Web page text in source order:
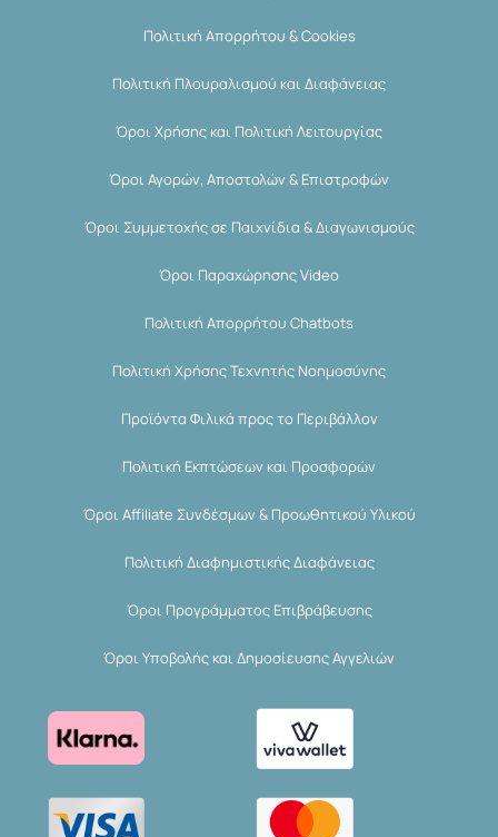
Πολιτική Απορρήτου & Cookies
Πολιτική Πλουραλισμού και Διαφάνειας
Όροι Χρήσης και Πολιτική Λειτουργίας
Όροι Αγορών, Αποστολών & Επιστροφών
Όροι Συμμετοχής σε Παιχνίδια & Διαγωνισμούς
Όροι Παραχώρησης Video
Πολιτική Απορρήτου Chatbots
Πολιτική Χρήσης Τεχνητής Νοημοσύνης
Προϊόντα Φιλικά προς το Περιβάλλον
Πολιτική Εκπτώσεων και Προσφορών
Όροι Affiliate Συνδέσμων & Προωθητικού Υλικού
Πολιτική Διαφημιστικής Διαφάνειας
Όροι Προγράμματος Επιβράβευσης
Όροι Υποβολής και Δημοσίευσης Αγγελιών